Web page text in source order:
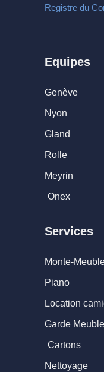
Registre du
Equipes
Genève
Nyon
Gland
Rolle
Meyrin
Onex
Services
Monte-
Piano
Location
Garde
Cartons
Nettoyage